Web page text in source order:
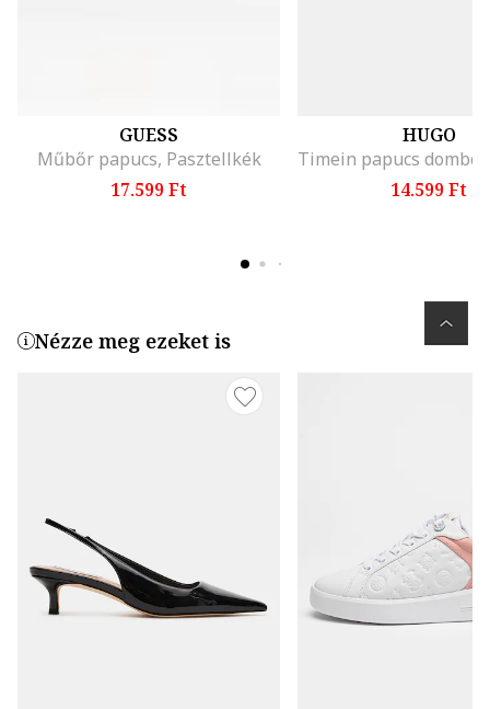
GUESS
Műbőr papucs, Pasztellkék
17.599 Ft
HUGO
14.599 Ft
Nézze meg ezeket is